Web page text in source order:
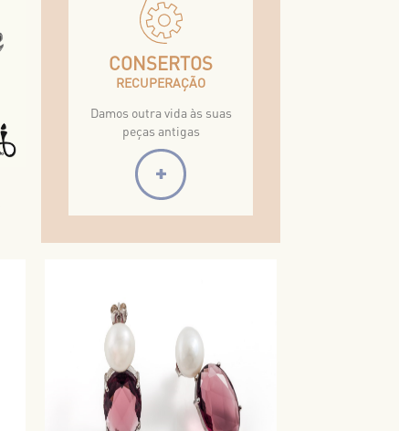
CONSERTOS
RECUPERAÇÃO
Damos outra vida às suas
peças antigas